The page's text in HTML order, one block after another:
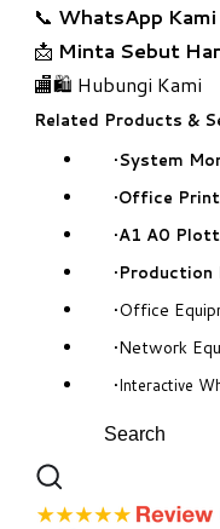
📞 WhatsApp
📩 Minta Sebut
🏬🛍️ Hubungi Kami
Related Products &
System
Office
A1 A0
Production
Office
Network
Interactive